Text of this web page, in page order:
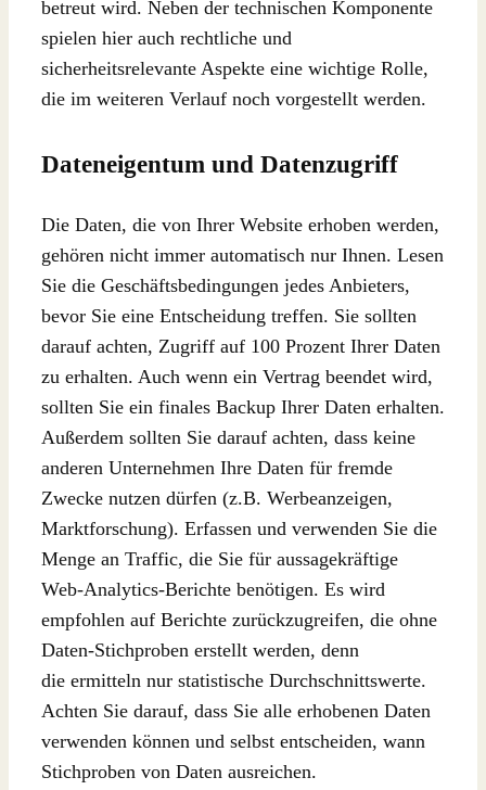
betreut wird. Neben der technischen Komponente
spielen hier auch rechtliche und
sicherheitsrelevante Aspekte eine wichtige Rolle,
die im weiteren Verlauf noch vorgestellt werden.
Dateneigentum und Datenzugriff
Die Daten, die von Ihrer Website erhoben werden,
gehören nicht immer automatisch nur Ihnen. Lesen
Sie die Geschäftsbedingungen jedes Anbieters,
bevor Sie eine Entscheidung treffen. Sie sollten
darauf achten, Zugriff auf 100 Prozent Ihrer Daten
zu erhalten. Auch wenn ein Vertrag beendet wird,
sollten Sie ein finales Backup Ihrer Daten erhalten.
Außerdem sollten Sie darauf achten, dass keine
anderen Unternehmen Ihre Daten für fremde
Zwecke nutzen dürfen (z.B. Werbeanzeigen,
Marktforschung). Erfassen und verwenden Sie die
Menge an Traffic, die Sie für aussagekräftige
Web-Analytics-Berichte benötigen. Es wird
empfohlen auf Berichte zurückzugreifen, die ohne
Daten-Stichproben erstellt werden, denn
die ermitteln nur statistische Durchschnittswerte.
Achten Sie darauf, dass Sie alle erhobenen Daten
verwenden können und selbst entscheiden, wann
Stichproben von Daten ausreichen.